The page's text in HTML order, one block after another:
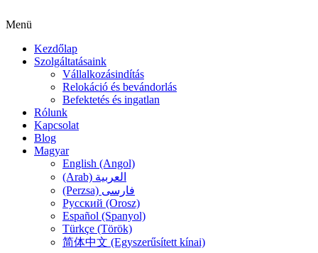
Menü
Kezdőlap
Szolgáltatásaink
Vállalkozásindítás
Relokáció és bevándorlás
Befektetés és ingatlan
Rólunk
Kapcsolat
Blog
Magyar
English (Angol)
(Arab) العربية
(Perzsa) فارسی
Русский (Orosz)
Español (Spanyol)
Türkçe (Török)
简体中文 (Egyszerűsített kínai)